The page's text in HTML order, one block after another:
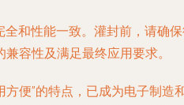
和性能一致。灌封前，请确
容性及满足最终应用要求。
便”的特点，已成为电子制